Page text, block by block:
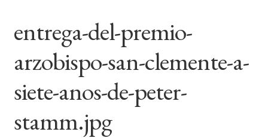
ACTUALIDAD
menú
PODCAST
LA EDITORIAL
entrega-del-premio-
arzobispo-san-clemente-a-
siete-anos-de-peter-
stamm.jpg